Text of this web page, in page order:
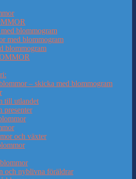
blommogram
med blommogram
blommogram
– skicka med blommogram
till utlandet
presenter
och växter
och nyblivna föräldrar